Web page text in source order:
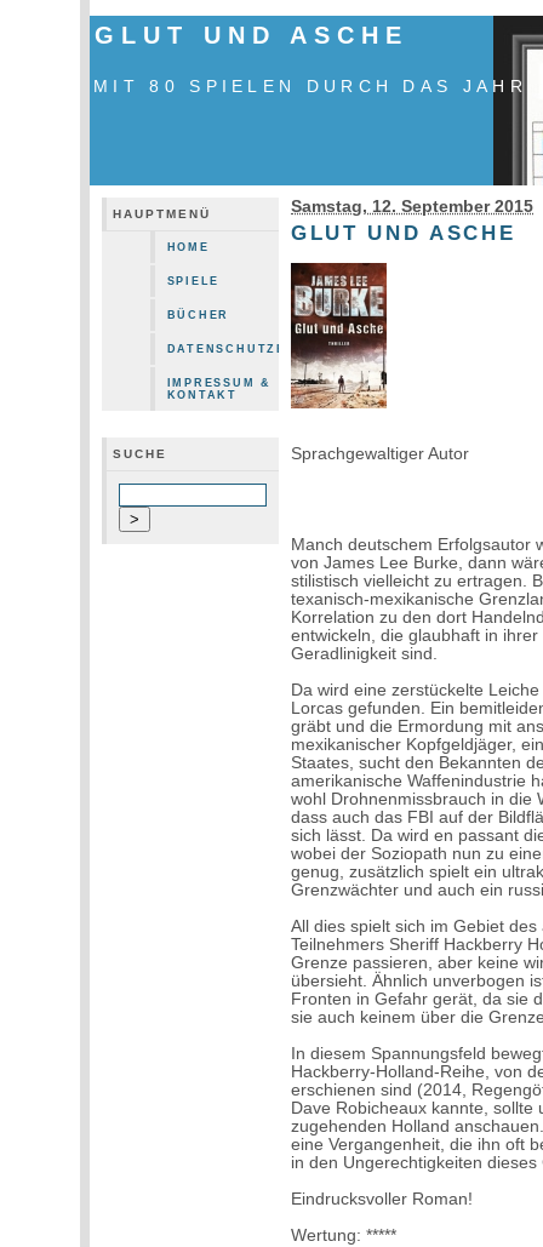
GLUT UND ASCHE
MIT 80 SPIELEN DURCH DAS JAHR
HAUPTMENÜ
HOME
SPIELE
BÜCHER
DATENSCHUTZERKLÄRUNG
IMPRESSUM &
KONTAKT
SUCHE
Samstag, 12. September 2015
GLUT UND ASCHE
Sprachgewaltiger Autor
Manch deutschem Erfolgsautor
von James Lee Burke, dann
stilistisch vielleicht zu ertragen.
texanisch-mexikanische
Korrelation zu den dort
entwickeln, die glaubhaft in
Geradlinigkeit sind.
Da wird eine zerstückelte
Lorcas gefunden. Ein
gräbt und die Ermordung mit
mexikanischer Kopfgeldjäger,
Staates, sucht den Bekannten
amerikanische Waffenindustrie
wohl Drohnenmissbrauch in die
dass auch das FBI auf der
sich lässt. Da wird en passant
wobei der Soziopath nun zu
genug, zusätzlich spielt ein
Grenzwächter und auch ein
All dies spielt sich im Gebiet
Teilnehmers Sheriff Hackberry
Grenze passieren, aber keine
übersieht. Ähnlich unverbogen
Fronten in Gefahr gerät, da sie
sie auch keinem über die
In diesem Spannungsfeld
Hackberry-Holland-Reihe, von
erschienen sind (2014,
Dave Robicheaux kannte,
zugehenden Holland
eine Vergangenheit, die ihn oft
in den Ungerechtigkeiten dieses
Eindrucksvoller Roman!
Wertung: *****